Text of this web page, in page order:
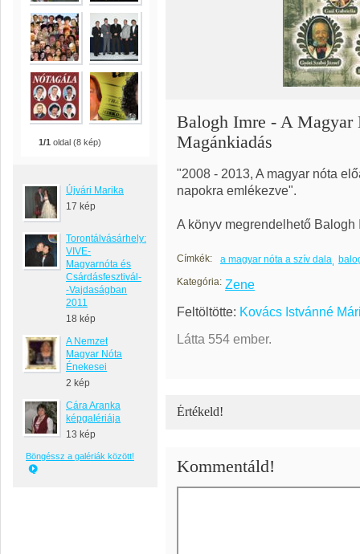
1/1 oldal (8 kép)
Újvári Marika
17 kép
Torontálvásárhely:
VIVE-
Magyarnóta és
Csárdásfesztivál-
-Vajdaságban
2011
18 kép
A Nemzet
Magyar Nóta
Énekesei
2 kép
Cára Aranka
képgalériája
13 kép
Böngéssz a galériák között!
Balogh Imre - A Magyar
Magánkiadás
"2008 - 2013, A magyar nóta
napokra emlékezve".
A könyv megrendelhető Balogh
Címkék: a magyar nóta a szív dala
Kategória: Zene
Feltöltötte: Kovács Istvánné
Látta 554 ember.
Értékeld!
Kommentáld!